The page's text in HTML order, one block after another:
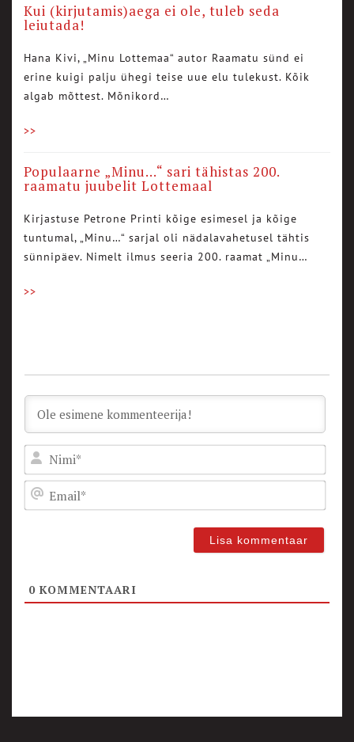
Kui (kirjutamis)aega ei ole, tuleb seda
leiutada!
Hana Kivi, „Minu Lottemaa“ autor Raamatu sünd ei
erine kuigi palju ühegi teise uue elu tulekust. Kõik
algab mõttest. Mõnikord…
>>
Populaarne „Minu…“ sari tähistas 200.
raamatu juubelit Lottemaal
Kirjastuse Petrone Printi kõige esimesel ja kõige
tuntumal, „Minu…“ sarjal oli nädalavahetusel tähtis
sünnipäev. Nimelt ilmus seeria 200. raamat „Minu…
>>
0 KOMMENTAARI